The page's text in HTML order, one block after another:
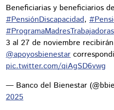
Beneficiarias y beneficiarios
#PensiónDiscapacidad,
#ProgramaMadresTrabajadoras
3 al 27 de noviembre
@apoyosbienestar
pic.twitter.com/qiAgSD6vwg
— Banco del Bienestar
2025